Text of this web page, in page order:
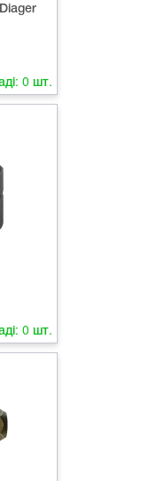
0 шт.
0 шт.